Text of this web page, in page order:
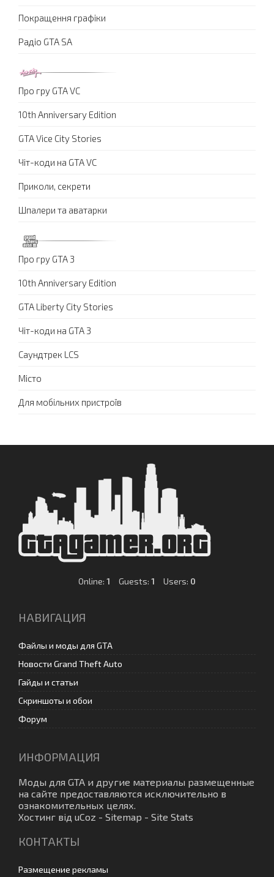
Покращення графіки
Радіо GTA SA
Про гру GTA VC
10th Anniversary Edition
GTA Vice City Stories
Чіт-коди на GTA VC
Приколи, секрети
Шпалери та аватарки
Про гру GTA 3
10th Anniversary Edition
GTA Liberty City Stories
Чіт-коди на GTA 3
Саундтрек LCS
Місто
Для мобільних пристроїв
Online: 1 Guests: 1 Users: 0
НАВИГАЦИЯ
Файлы и моды для GTA
Новости Grand Theft Auto
Гайды и статьи
Скриншоты и обои
Форум
ИНФОРМАЦИЯ
Моды для GTA и другие материалы размещенные
на сайте предоставляются исключительно в
ознакомительных целях.
Хостинг від uCoz - Sitemap - Site Stats
КОНТАКТЫ
Размещение рекламы